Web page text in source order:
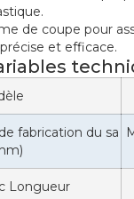
de coupe pour
et efficace.
fabrication du sa
Longueur